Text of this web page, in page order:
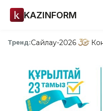
KAZINFORM
Тренд:Сайлау-2026